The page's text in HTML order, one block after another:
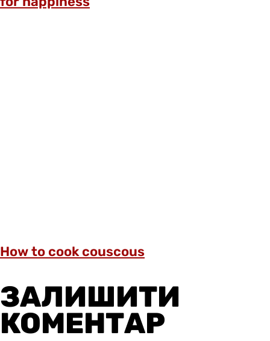
How to cook couscous
ЗАЛИШИТИ
КОМЕНТАР